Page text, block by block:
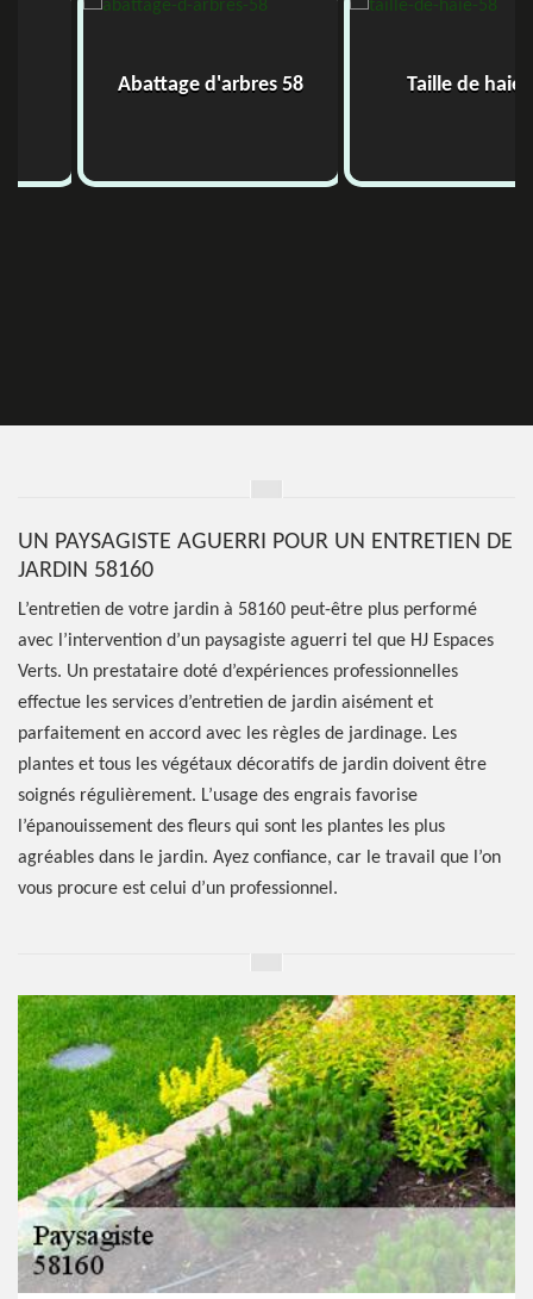
Abattage d'arbres 58 Taille de haie
UN PAYSAGISTE AGUERRI POUR UN ENTRETIEN DE
JARDIN 58160
L’entretien de votre jardin à 58160 peut-être plus performé
avec l’intervention d’un paysagiste aguerri tel que HJ Espaces
Verts. Un prestataire doté d’expériences professionnelles
effectue les services d’entretien de jardin aisément et
parfaitement en accord avec les règles de jardinage. Les
plantes et tous les végétaux décoratifs de jardin doivent être
soignés régulièrement. L’usage des engrais favorise
l’épanouissement des fleurs qui sont les plantes les plus
agréables dans le jardin. Ayez confiance, car le travail que l’on
vous procure est celui d’un professionnel.